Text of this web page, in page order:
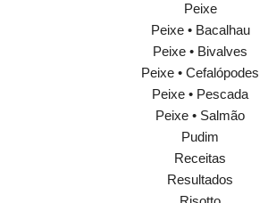
Peixe
Peixe • Bacalhau
Peixe • Bivalves
Peixe • Cefalópodes
Peixe • Pescada
Peixe • Salmão
Pudim
Receitas
Resultados